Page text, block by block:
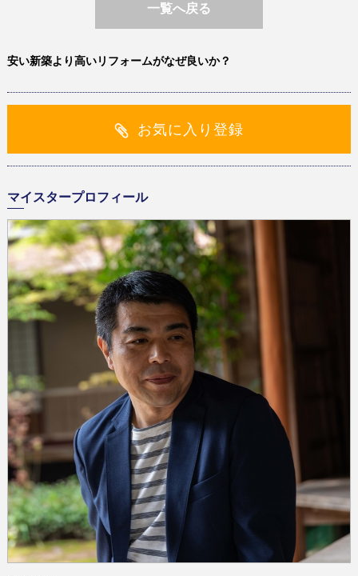
一覧へ戻る
安い新築より高いリフォームがなぜ良いか？
お気に入り登録
マイスタープロフィール